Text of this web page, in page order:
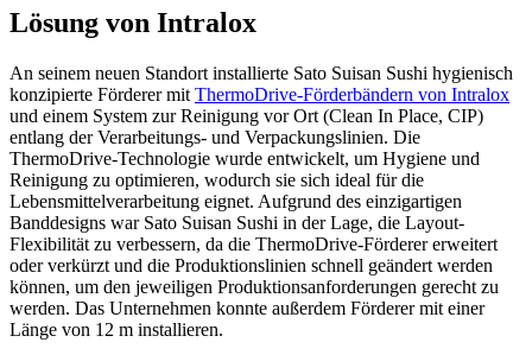
Lösung von Intralox
An seinem neuen Standort installierte Sato Suisan Sushi hygienisch
konzipierte Förderer mit ThermoDrive-Förderbändern von Intralox
und einem System zur Reinigung vor Ort (Clean In Place, CIP)
entlang der Verarbeitungs- und Verpackungslinien. Die
ThermoDrive-Technologie wurde entwickelt, um Hygiene und
Reinigung zu optimieren, wodurch sie sich ideal für die
Lebensmittelverarbeitung eignet. Aufgrund des einzigartigen
Banddesigns war Sato Suisan Sushi in der Lage, die Layout-
Flexibilität zu verbessern, da die ThermoDrive-Förderer erweitert
oder verkürzt und die Produktionslinien schnell geändert werden
können, um den jeweiligen Produktionsanforderungen gerecht zu
werden. Das Unternehmen konnte außerdem Förderer mit einer
Länge von 12 m installieren.